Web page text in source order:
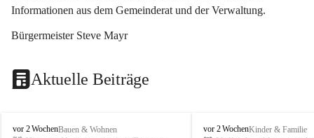
Informationen aus dem Gemeinderat und der Verwaltung.
Bürgermeister Steve Mayr
Aktuelle Beiträge
F
vor 2 WochenBauen & Wohnen
F
vor 2 WochenKinder & Familie